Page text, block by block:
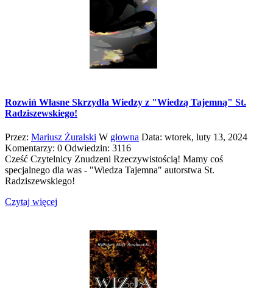
Rozwiń Własne Skrzydła Wiedzy z "Wiedzą Tajemną" St.
Radziszewskiego!
Przez: Mariusz Żuralski W głowna Data: wtorek, luty 13, 2024
Komentarzy: 0 Odwiedzin: 3116
Cześć Czytelnicy Znudzeni Rzeczywistością! Mamy coś
specjalnego dla was - "Wiedza Tajemna" autorstwa St.
Radziszewskiego!
Czytaj więcej